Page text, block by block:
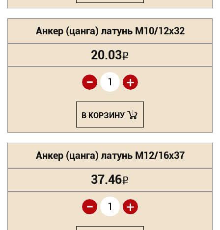
Анкер (цанга) латунь М10/12х32
20.03Р
+
-
В КОРЗИНУ
Анкер (цанга) латунь М12/16х37
37.46Р
+
-